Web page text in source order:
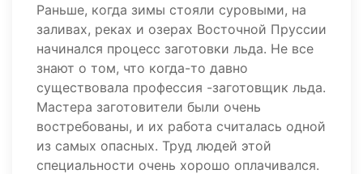
Раньше, когда зимы стояли суровыми, на
заливах, реках и озерах Восточной Пруссии
начинался процесс заготовки льда. Не все
знают о том, что когда-то давно
существовала профессия -заготовщик льда.
Мастера заготовители были очень
востребованы, и их работа считалась одной
из самых опасных. Труд людей этой
специальности очень хорошо оплачивался.